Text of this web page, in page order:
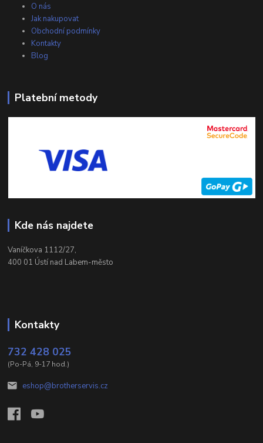
O nás
Jak nakupovat
Obchodní podmínky
Kontakty
Blog
Platební metody
Kde nás najdete
Vaníčkova 1112/27,
400 01 Ústí nad Labem-město
Kontakty
732 428 025
(Po-Pá, 9-17 hod.)
eshop@brotherservis.cz